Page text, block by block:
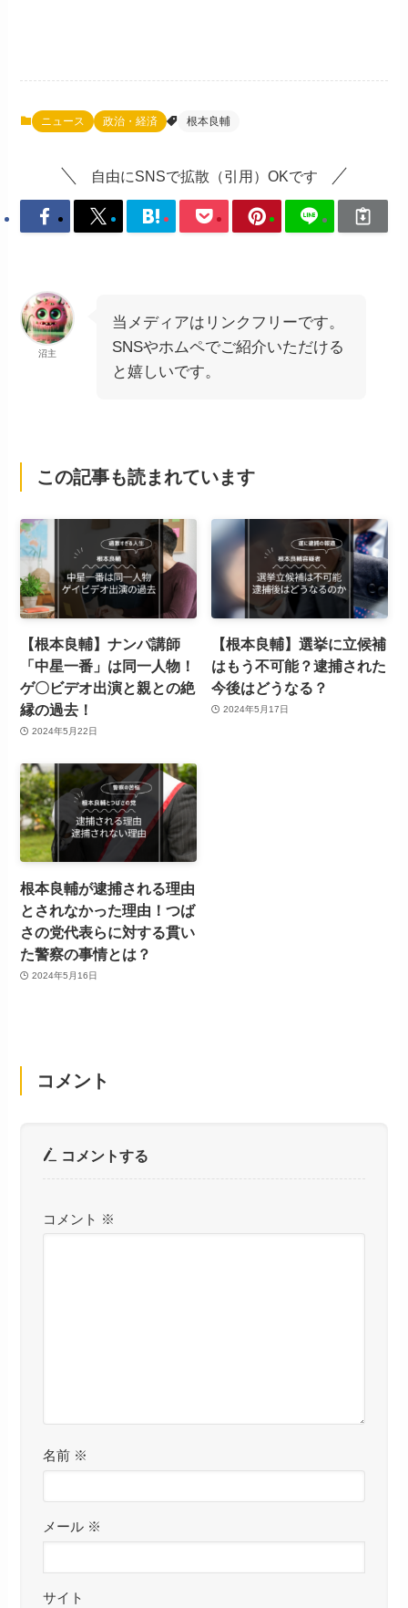
ニュース 政治・経済 根本良輔
自由にSNSで拡散（引用）OKです
沼主
当メディアはリンクフリーです。
SNSやホムペでご紹介いただける
と嬉しいです。
この記事も読まれています
【根本良輔】ナンパ講師
「中星一番」は同一人物！
ゲ〇ビデオ出演と親との絶
縁の過去！
2024年5月22日
【根本良輔】選挙に立候補
はもう不可能？逮捕された
今後はどうなる？
2024年5月17日
根本良輔が逮捕される理由
とされなかった理由！つば
さの党代表らに対する貫い
た警察の事情とは？
2024年5月16日
コメント
コメントする
コメント ※
名前 ※
メール ※
サイト